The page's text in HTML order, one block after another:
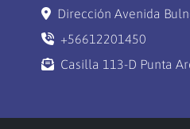
Dirección Avenida
+56612201450
Casilla 113-D Punta